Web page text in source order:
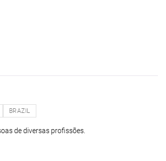
BRAZIL
de diversas profissões.